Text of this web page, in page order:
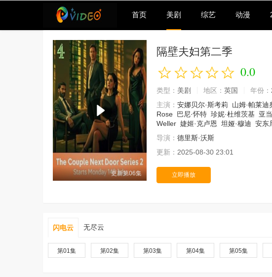
首页 美剧 综艺 动漫
更新第06集
隔壁夫妇第二季
0.0
类型： 美剧 地区： 英国 年份：
主演： 安娜贝尔·斯考莉 山姆·帕莱迪
Rose 巴尼·怀特 珍妮·杜维茨基 亚
Weller 婕姬·克卢恩 坦娅·穆迪 安东
导演： 德里斯·沃斯
更新： 2025-08-30 23:01
立即播放
闪电云 无尽云
第01集 第02集 第03集 第04集 第05集